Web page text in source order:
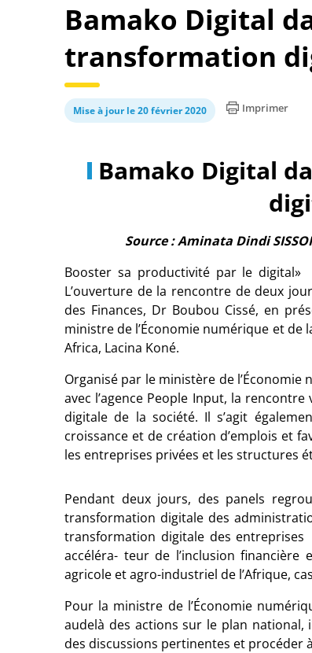
Bamako Digital
transformation
Mise à jour le 20 février 2020 Imprimer
Bamako Digital
Source : Aminata Dindi
Booster sa productivité par le
L’ouverture de la rencontre de deux
des Finances, Dr Boubou Cissé, en
ministre de l’Économie numérique et de
Africa, Lacina Koné.
Organisé par le ministère de l’Économie
avec l’agence People Input, la
digitale de la société. Il s’agit
croissance et de création d’emplois et
les entreprises privées et les structures
Pendant deux jours, des panels
transformation digitale des
transformation digitale des
accéléra- teur de l’inclusion
agricole et agro-industriel de l’Afrique,
Pour la ministre de l’Économie
audelà des actions sur le plan national,
des discussions pertinentes et procéder